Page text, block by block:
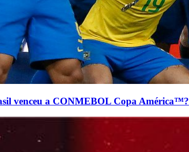
venceu a CONMEBOL Copa América™?